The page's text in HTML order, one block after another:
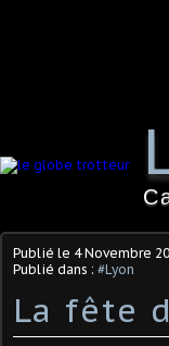
Publié le 4 Novembre
Publié dans : #Lyon
La fête